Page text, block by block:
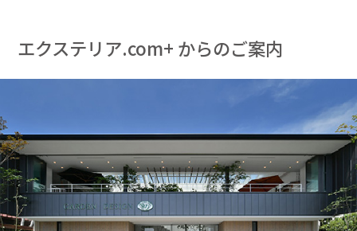
エクステリア.com+ からのご案内